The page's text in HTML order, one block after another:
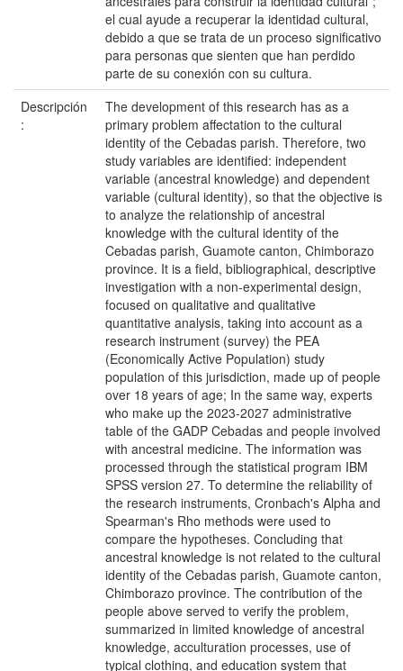
el cual ayude a recuperar la identidad cultural,
debido a que se trata de un proceso significativo
para personas que sienten que han perdido
parte de su conexión con su cultura.
Descripción
:
The development of this research has as a
primary problem affectation to the cultural
identity of the Cebadas parish. Therefore, two
study variables are identified: independent
variable (ancestral knowledge) and dependent
variable (cultural identity), so that the objective is
to analyze the relationship of ancestral
knowledge with the cultural identity of the
Cebadas parish, Guamote canton, Chimborazo
province. It is a field, bibliographical, descriptive
investigation with a non-experimental design,
focused on qualitative and qualitative
quantitative analysis, taking into account as a
research instrument (survey) the PEA
(Economically Active Population) study
population of this jurisdiction, made up of people
over 18 years of age; In the same way, experts
who make up the 2023-2027 administrative
table of the GADP Cebadas and people involved
with ancestral medicine. The information was
processed through the statistical program IBM
SPSS version 27. To determine the reliability of
the research instruments, Cronbach's Alpha and
Spearman's Rho methods were used to
compare the hypotheses. Concluding that
ancestral knowledge is not related to the cultural
identity of the Cebadas parish, Guamote canton,
Chimborazo province. The contribution of the
people above served to verify the problem,
summarized in limited knowledge of ancestral
knowledge, acculturation processes, use of
typical clothing, and education system that